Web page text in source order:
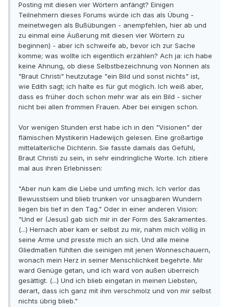
Posting mit diesen vier Wörtern anfängt? Einigen
Teilnehmern dieses Forums würde ich das als Übung -
meinetwegen als Bußübungen - anempfehlen, hier ab und
zu einmal eine Äußerung mit diesen vier Wörtern zu
beginnen) - aber ich schweife ab, bevor ich zur Sache
komme; was wollte ich eigentlich erzählen? Ach ja: ich habe
keine Ahnung, ob diese Selbstbezeichnung von Nonnen als
"Braut Christi" heutzutage "ein Bild und sonst nichts" ist,
wie Edith sagt; ich halte es für gut möglich. Ich weiß aber,
dass es früher doch schon mehr war als ein Bild - sicher
nicht bei allen frommen Frauen. Aber bei einigen schon.
Vor wenigen Stunden erst habe ich in den "Visionen" der
flämischen Mystikerin Hadewijch gelesen. Eine großartige
mittelalterliche Dichterin. Sie fasste damals das Gefühl,
Braut Christi zu sein, in sehr eindringliche Worte. Ich zitiere
mal aus ihren Erlebnissen:
"Aber nun kam die Liebe und umfing mich. Ich verlor das
Bewusstsein und blieb trunken vor unsagbaren Wundern
liegen bis tief in den Tag." Oder in einer anderen Vision:
"Und er (Jesus) gab sich mir in der Form des Sakramentes.
(...) Hernach aber kam er selbst zu mir, nahm mich völlig in
seine Arme und presste mich an sich. Und alle meine
Gliedmaßen fühlten die seinigen mit jenen Wonneschauern,
wonach mein Herz in seiner Menschlichkeit begehrte. Mir
ward Genüge getan, und ich ward von außen überreich
gesättigt. (...) Und ich blieb eingetan in meinen Liebsten,
derart, dass ich ganz mit ihm verschmolz und von mir selbst
nichts übrig blieb."